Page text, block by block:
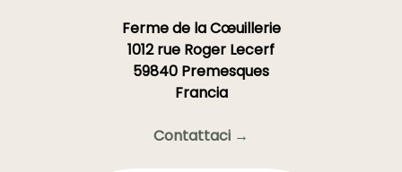
Ferme de la Cœuillerie
1012 rue Roger Lecerf
59840 Premesques
Francia
Contattaci →